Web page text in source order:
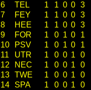
6
TEL 1 1 0 0 3
7
FEY 1 1 0 0 3
8
HEE 1 1 0 0 3
9
FOR 1 0 1 0
1
10
PSV 1 0 1 0
1
11
UTR 1 0 0 1
0
12
NEC 1 0 0 1
0
13 TWE 1 0 0 1
0
14
SPA 1 0 0 1
0